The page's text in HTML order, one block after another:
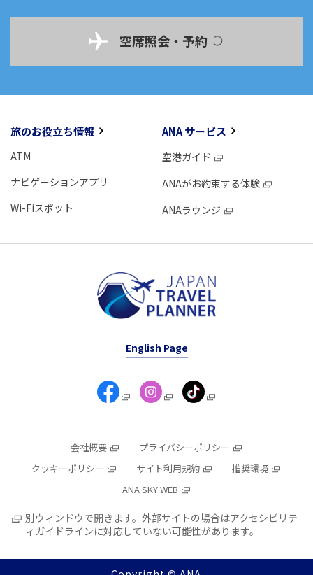
空席照会・予約
旅のお役立ち情報
ATM
ナビゲーションアプリ
Wi-Fiスポット
ANA サービス
空港ガイド
ANAがお約束する体験
ANAラウンジ
English Page
会社概要
プライバシーポリシー
クッキーポリシー
サイト利用規約
推奨環境
ANA SKY WEB
別ウィンドウで開きます。外部サイトの場合はアクセシビリテ
ィガイドラインに対応していない可能性があります。